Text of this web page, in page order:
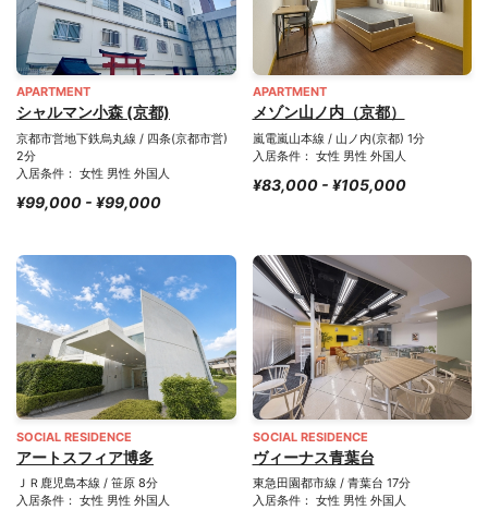
APARTMENT
シャルマン小森 (京都)
京都市営地下鉄烏丸線 / 四条(京都市営)
2分
入居条件： 女性 男性 外国人
¥99,000 - ¥99,000
APARTMENT
メゾン山ノ内（京都）
嵐電嵐山本線 / 山ノ内(京都) 1分
入居条件： 女性 男性 外国人
¥83,000 - ¥105,000
SOCIAL RESIDENCE
アートスフィア博多
ＪＲ鹿児島本線 / 笹原 8分
入居条件： 女性 男性 外国人
SOCIAL RESIDENCE
ヴィーナス青葉台
東急田園都市線 / 青葉台 17分
入居条件： 女性 男性 外国人